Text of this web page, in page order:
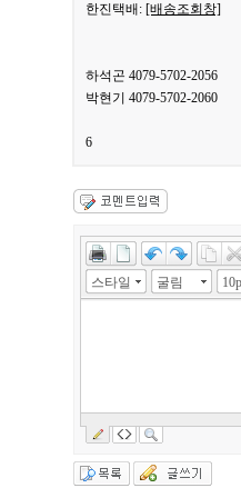
한진택배: [배송조회창]
하석곤 4079-5702-2056
박현기 4079-5702-2060
6
스타일 굴림